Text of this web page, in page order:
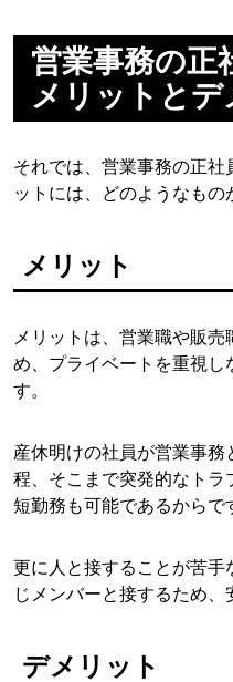
営業事務の正
メリットとデ
それでは、営業事務の正社
ットには、どのようなもの
メリット
メリットは、営業職や販
め、プライベートを重視
す。
産休明けの社員が営業事
程、そこまで突発的なト
短勤務も可能であるからで
更に人と接することが苦
じメンバーと接するため、
デメリット